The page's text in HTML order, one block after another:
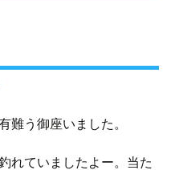
難う御座いました。
れていましたよー。当た